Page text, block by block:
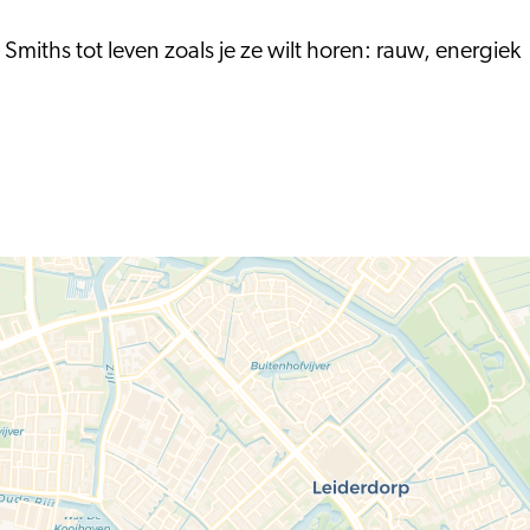
tot leven zoals je ze wilt horen: rauw, energiek